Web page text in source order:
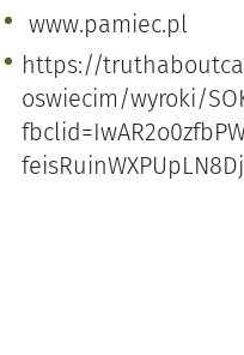
www.pamiec.pl
https://
oswiecim/wyroki/